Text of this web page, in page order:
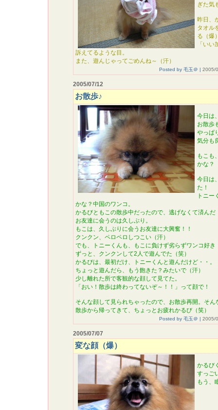
ぎた気
昨日、
タオル
る（爆
「い
訴えてるような目。
また、遊んじゃってごめんね～（汗）
Posted by 毛玉＠ | 2005/
2005/07/12
お散歩♪
今日は
お散歩
やっぱ
気分も
もこも
かな？
今日は
た！
トニー
かな？中国のワンコ。
かるびともこの散歩中だったので、逃げなくて済んだ
お友達に会うのは久しぶり。
もこは、久しぶりに会うお友達に大興奮！！
クンクン、ペロペロしつこい（汗）
でも、トニーくんも、もこに負けず劣らずワンコ好き
ずっと、クンクンして2人で遊んでた（笑）
かるびは、最初だけ、トニーくんと遊んだけど・・。
ちょっと遊んだら、もう飽きた？みたいで（汗）
少し離れた所で客観的な顔して見てた。
「おい！散歩は終わってないぞ～！！」って顔で！
そんな顔して見られちゃったので、お散歩再開。そ
散歩から帰ってきて、ちょっとお疲れかるび（笑）
Posted by 毛玉＠ | 2005/
2005/07/07
変な顔（爆）
かるび
すっご
もう、